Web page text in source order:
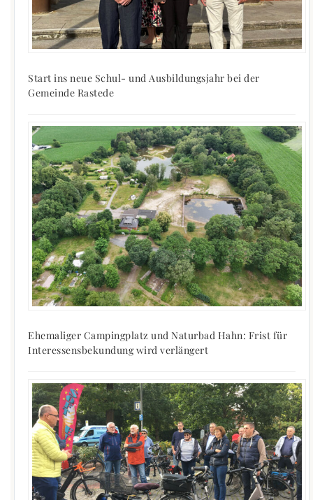
Start ins neue Schul- und Ausbildungsjahr bei der
Gemeinde Rastede
Ehemaliger Campingplatz und Naturbad Hahn: Frist für
Interessensbekundung wird verlängert